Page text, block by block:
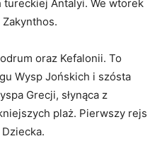
Antalyi. We wtorek
oraz Kefalonii. To
Wysp Jońskich i szósta
Grecji, słynąca z
plaż. Pierwszy rejs